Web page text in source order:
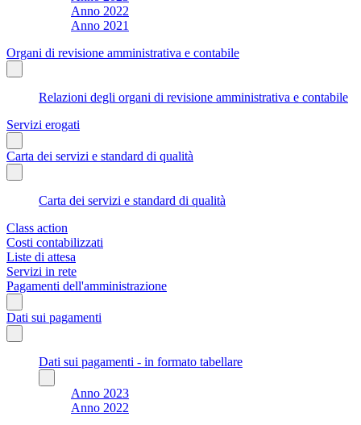
Anno 2022
Anno 2021
Organi di revisione amministrativa e contabile
Relazioni degli organi di revisione amministrativa e contabile
Servizi erogati
Carta dei servizi e standard di qualità
Carta dei servizi e standard di qualità
Class action
Costi contabilizzati
Liste di attesa
Servizi in rete
Pagamenti dell'amministrazione
Dati sui pagamenti
Dati sui pagamenti - in formato tabellare
Anno 2023
Anno 2022